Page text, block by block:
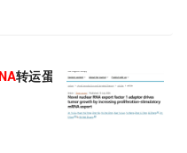
转运蛋白PANAD，破解肝癌